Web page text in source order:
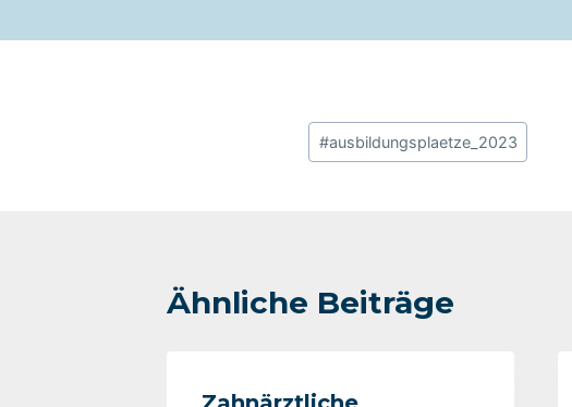
Schlagworte:
#ausbildungsplaetze_2023
Ähnliche Beiträge